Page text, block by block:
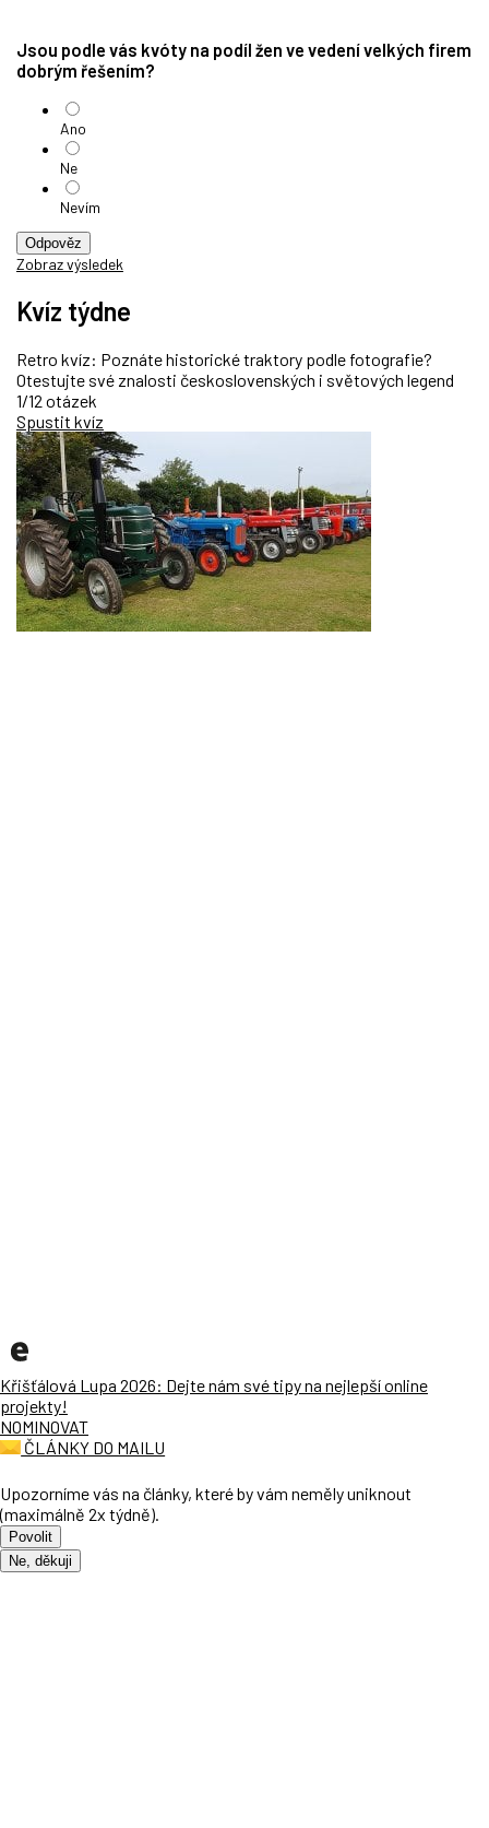
Jsou podle vás kvóty na podíl žen ve vedení velkých firem
dobrým řešením?
Ano
Ne
Nevím
Odpověz
Zobraz výsledek
Kvíz týdne
Retro kvíz: Poznáte historické traktory podle fotografie?
Otestujte své znalosti československých i světových legend
1/12 otázek
Spustit kvíz
Křišťálová Lupa 2026: Dejte nám své tipy na nejlepší online
projekty!
NOMINOVAT
ČLÁNKY DO MAILU
Upozorníme vás na články, které by vám neměly uniknout
(maximálně 2x týdně).
Povolit
Ne, děkuji